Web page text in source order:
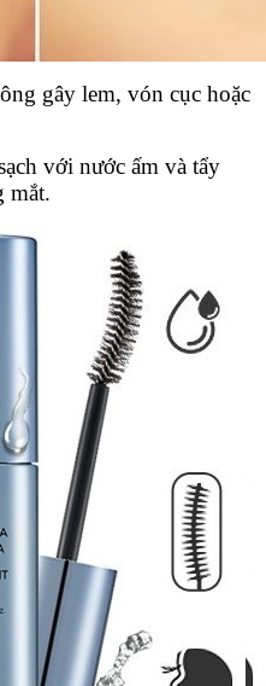
gây lem, vón cục hoặc
với nước ấm và tẩy
mắt.